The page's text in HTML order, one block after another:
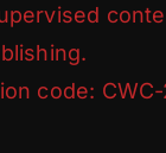
code: